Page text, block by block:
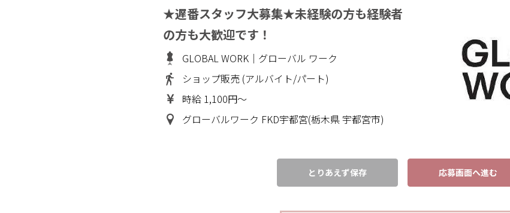
★遅番スタッフ大募集★未経験の方も経験者
の方も大歓迎です！
GLOBAL WORK｜グローバル ワーク
ショップ販売 (アルバイト/パート)
時給 1,100円～
グローバルワーク FKD宇都宮(栃木県 宇都宮市)
とりあえず保存 応募画面へ進む